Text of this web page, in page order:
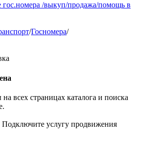
/выкуп/продажа/помощь в
/Госномера/
всех страницах каталога и поиска
Подключите услугу продвижения